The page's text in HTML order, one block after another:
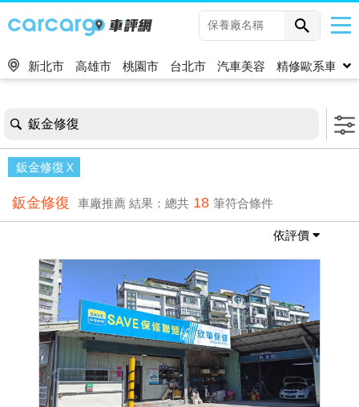
新北市 高雄市 桃園市 台北市 汽車美容 精修歐系車
鈑金修復
鈑金修復
鈑金修復 車廠推薦 結果：總共 18 筆符合條件
依評價